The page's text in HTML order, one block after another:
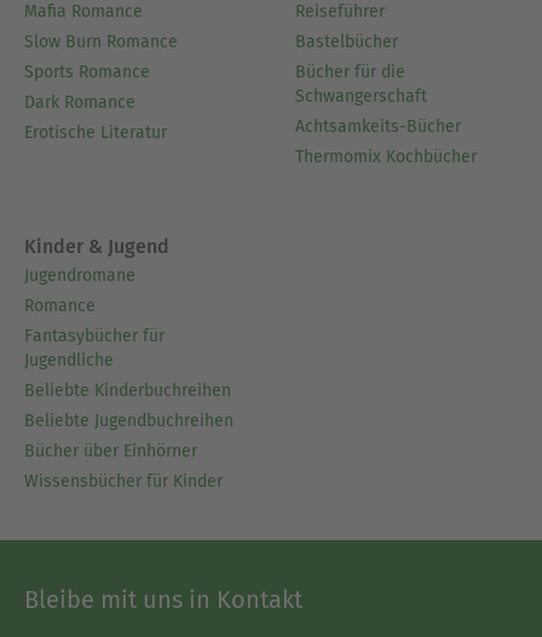
Mafia Romance
Slow Burn Romance
Sports Romance
Dark Romance
Erotische Literatur
Reiseführer
Bastelbücher
Bücher für die
Schwangerschaft
Achtsamkeits-Bücher
Thermomix Kochbücher
Kinder & Jugend
Jugendromane
Romance
Fantasybücher für
Jugendliche
Beliebte Kinderbuchreihen
Beliebte Jugendbuchreihen
Bücher über Einhörner
Wissensbücher für Kinder
Bleibe mit uns in Kontakt